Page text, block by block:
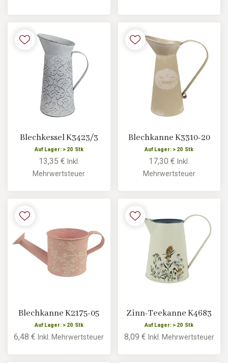
Blechkessel K3423/3
Auf Lager: > 20 Stk
13,35 € Inkl.
Mehrwertsteuer
Blechkanne K3310-20
Auf Lager: > 20 Stk
17,30 €Inkl.
Mehrwertsteuer
Blechkanne K2175-05
Auf Lager: > 20 Stk
6,48 €Inkl. Mehrwertsteuer
Zinn-Teekanne K4683
Auf Lager: > 20 Stk
8,09 € Inkl. Mehrwertsteuer